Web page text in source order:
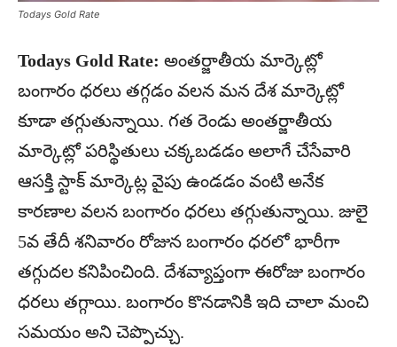
Todays Gold Rate
Todays Gold Rate: అంతర్జాతీయ మార్కెట్లో
బంగారం ధరలు తగ్గడం వలన మన దేశ మార్కెట్లో
కూడా తగ్గుతున్నాయి. గత రెండు అంతర్జాతీయ
మార్కెట్లో పరిస్థితులు చక్కబడడం అలాగే చేసేవారి
ఆసక్తి స్టాక్ మార్కెట్ల వైపు ఉండడం వంటి అనేక
కారణాల వలన బంగారం ధరలు తగ్గుతున్నాయి. జులై
5వ తేదీ శనివారం రోజున బంగారం ధరలో భారీగా
తగ్గుదల కనిపించింది. దేశవ్యాప్తంగా ఈరోజు బంగారం
ధరలు తగ్గాయి. బంగారం కొనడానికి ఇది చాలా మంచి
సమయం అని చెప్పొచ్చు.